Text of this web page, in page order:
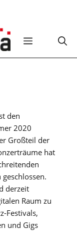
MENÜ
den
2020
Großteil der
hat
derzeit
Raum zu
Festivals,
und Gigs